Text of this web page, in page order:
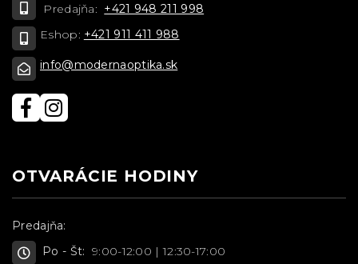
Predajňa: +421 948 211 998
Eshop: +421 911 411 988
info@modernaoptika.sk
OTVARÁCIE HODINY
Predajňa:
Po - Št: 9:00-12:00 | 12:30-17:00